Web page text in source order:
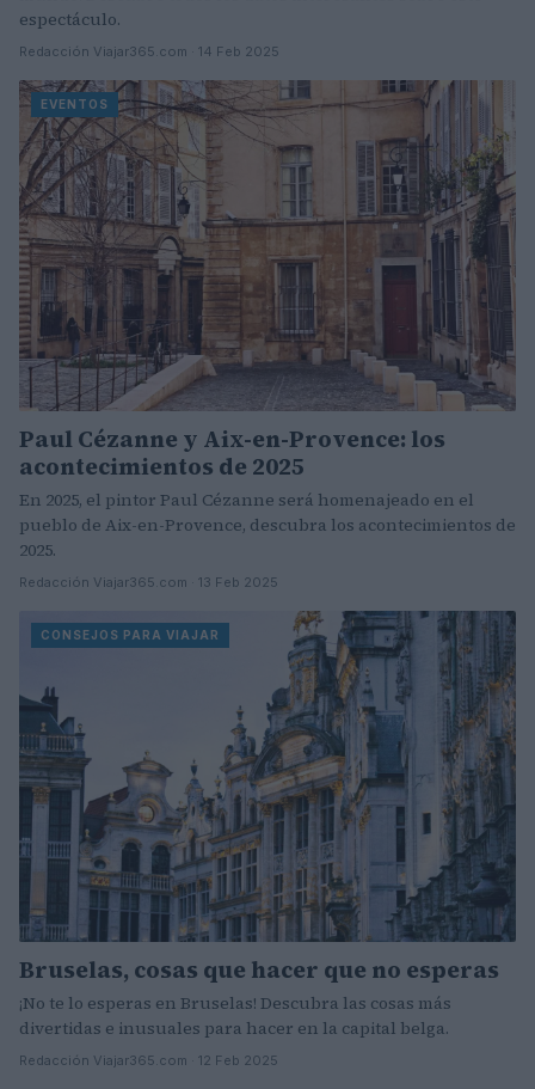
espectáculo.
Redacción Viajar365.com · 14 Feb 2025
EVENTOS
Paul Cézanne y Aix-en-Provence: los
acontecimientos de 2025
En 2025, el pintor Paul Cézanne será homenajeado en el
pueblo de Aix-en-Provence, descubra los acontecimientos de
2025.
Redacción Viajar365.com · 13 Feb 2025
CONSEJOS PARA VIAJAR
Bruselas, cosas que hacer que no esperas
¡No te lo esperas en Bruselas! Descubra las cosas más
divertidas e inusuales para hacer en la capital belga.
Redacción Viajar365.com · 12 Feb 2025